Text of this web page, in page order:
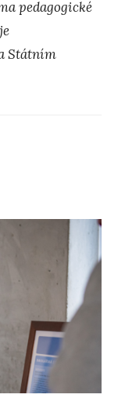
pedagogické
Státním